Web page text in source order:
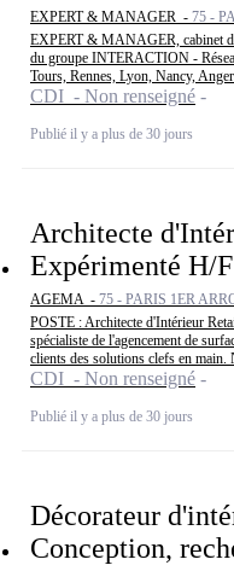
EXPERT & MANAGER - 75 -
EXPERT & MANAGER, cabinet
du groupe INTERACTION -
Tours, Rennes, Lyon, Nancy,
CDI - Non renseigné
Publié il y a plus de 30 jours
Architecte
Expérimenté H/F
AGEMA - 75 - PARIS 1ER
POSTE : Architecte d'Intérieur
spécialiste de l'agencement de
clients des solutions clefs en main.
CDI - Non renseigné
Publié il y a plus de 30 jours
Décorateur
Conception,